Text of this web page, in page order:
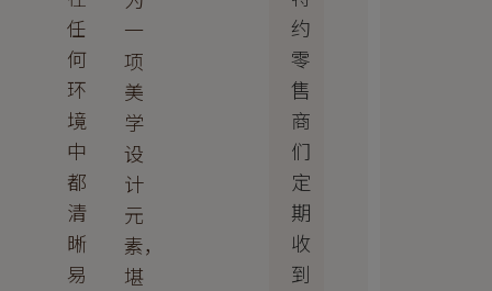
任
何
环
境
中
都
清
晰
易
一
项
美
学
设
计
元
素，
堪
约
零
售
商
们
定
期
收
到